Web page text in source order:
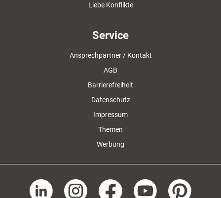
Liebe Konflikte
Service
Ansprechpartner / Kontakt
AGB
Barrierefreiheit
Datenschutz
Impressum
Themen
Werbung